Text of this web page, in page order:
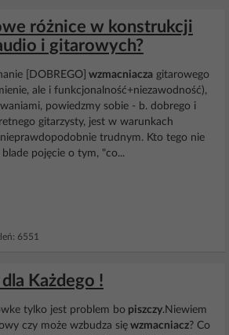
różnice w konstrukcji
i gitarowych?
[DOBREGO] wzmacniacza gitarowego
ale i funkcjonalność+niezawodność),
powiedzmy sobie - b. dobrego i
gitarzysty, jest w warunkach
trudnym. Kto tego nie
blade pojęcie o tym, "co...
6551
Każdego !
tylko jest problem bo piszczy.Niewiem
czy może wzbudza się wzmacniacz? Co